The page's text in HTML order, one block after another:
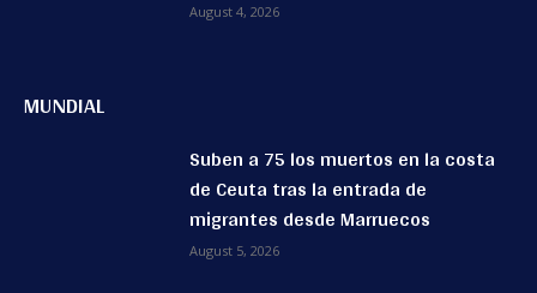
August 4, 2026
MUNDIAL
Suben a 75 los muertos en la costa
de Ceuta tras la entrada de
migrantes desde Marruecos
August 5, 2026